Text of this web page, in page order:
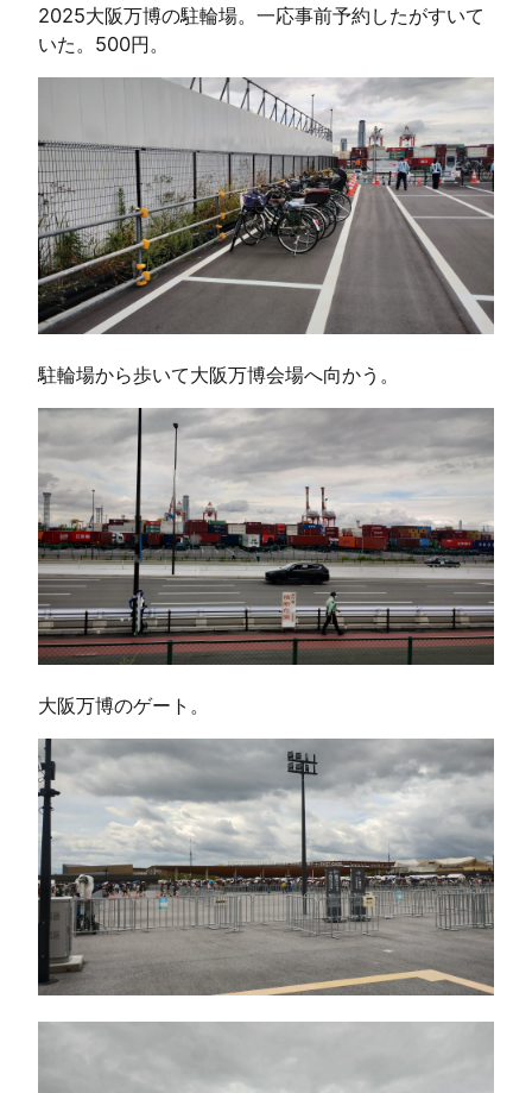
2025大阪万博の駐輪場。一応事前予約したがすいて
いた。500円。
駐輪場から歩いて大阪万博会場へ向かう。
大阪万博のゲート。